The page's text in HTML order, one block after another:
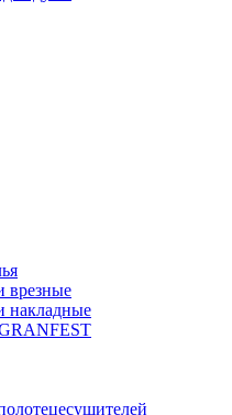
врезные
накладные